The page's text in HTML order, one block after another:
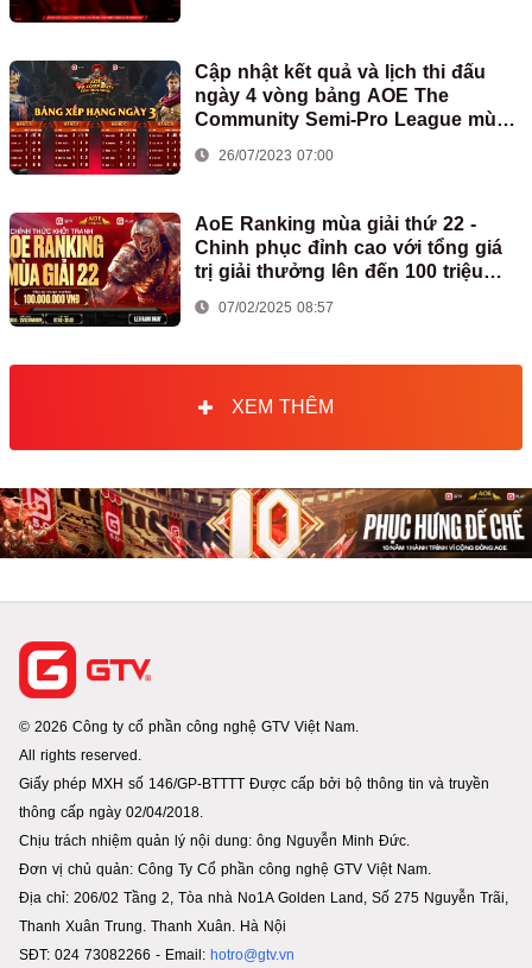
Cập nhật kết quả và lịch thi đấu
ngày 4 vòng bảng AOE The
Community Semi-Pro League mùa
2
26/07/2023 07:00
AoE Ranking mùa giải thứ 22 -
Chinh phục đỉnh cao với tổng giá
trị giải thưởng lên đến 100 triệu
đồng
07/02/2025 08:57
XEM THÊM
© 2026 Công ty cổ phần công nghệ GTV Việt Nam.
All rights reserved.
Giấy phép MXH số 146/GP-BTTTT Được cấp bởi bộ thông tin và truyền
thông cấp ngày 02/04/2018.
Chịu trách nhiệm quản lý nội dung: ông Nguyễn Minh Đức.
Đơn vị chủ quản: Công Ty Cổ phần công nghệ GTV Việt Nam.
Địa chỉ: 206/02 Tầng 2, Tòa nhà No1A Golden Land, Số 275 Nguyễn Trãi,
Thanh Xuân Trung. Thanh Xuân. Hà Nội
SĐT: 024 73082266 - Email: hotro@gtv.vn